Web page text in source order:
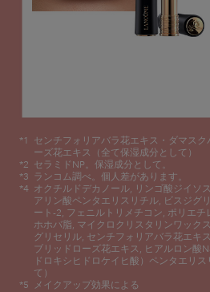
*1
センチフォリアバラ花エキス・ダマス
ーズ花エキス（全て保湿成分として）
*2 セラミドNP。保湿成分として。
*3
ランコム調べ。個人差があります。
*4 オクチルドデカノール, リンゴ酸ジイソ
アリン酸ペンタエリスリチル, ビスジグ
ート-2, フェニルトリメチコン, ポリエチ
ホホバ脂, マイクロクリスタリンワック
グリセリル, センチフォリアバラ花エキ
ブリッドローズ花エキス, ヒアルロン酸
ドロキシヒドロケイヒ酸）ペンタエリ
て）
*5
メイクアップ効果による